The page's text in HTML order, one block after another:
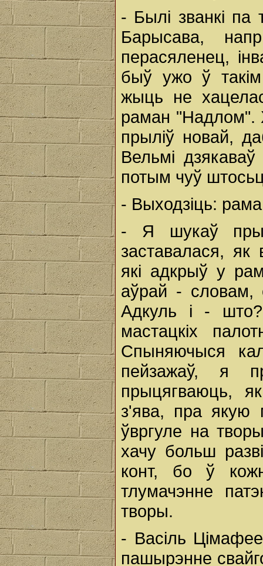
- Былі званкі па
Барысава,
перасяленец,
быў ужо ў
жыць не
раман "Надлом".
прыліў новай,
Вельмі
потым чуў
- Выходзіць:
- Я шукаў
заставалася,
які адкрыў у
аўрай - словам,
Адкуль і -
мастацкіх
Спыняючыся
пейзажаў, я
прыцягваюць,
з'ява, пра якую
ўвргуле на
хачу больш
конт, бо ў
тлумачэнне
творы.
- Васіль
пашырэнне